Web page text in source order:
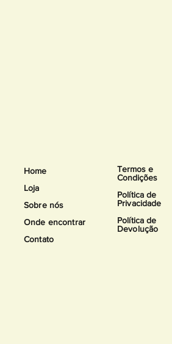
Home
Loja
Sobre nós
Onde encontrar
Contato
Termos e
Condições
Política de
Privacidade
Políticade
Devolução